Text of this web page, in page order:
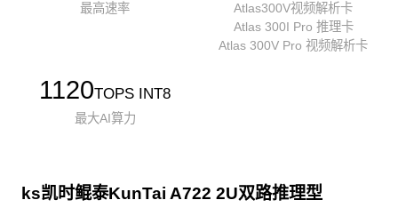
最高速率
Atlas300V视频解析卡
Atlas 300I Pro 推理卡
Atlas 300V Pro 视频解析卡
1120TOPS INT8
最大AI算力
ks凯时鲲泰KunTai A722 2U双路推理型